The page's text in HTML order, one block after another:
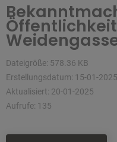
Dateigröße: 578.36 KB
Erstellungsdatum: 15-01-2025
Aktualisiert: 20-01-2025
Aufrufe: 135